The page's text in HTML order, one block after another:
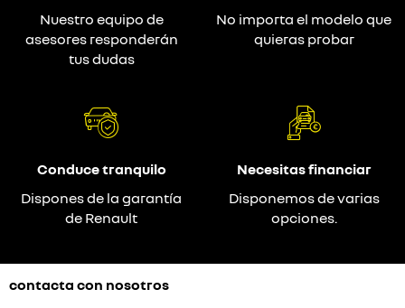
Nuestro equipo de
asesores responderán
tus dudas
No importa el modelo que
quieras probar
Conduce tranquilo
Dispones de la garantía
de Renault
Necesitas financiar
Disponemos de varias
opciones.
contacta con nosotros